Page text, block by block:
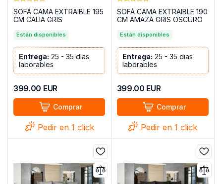
SOFÁ CAMA EXTRAIBLE 195
CM CALIA GRIS
Están disponibles
Entrega: 25 - 35 dias
laborables
399.00 EUR
Comprar
Pedir en 1 click
SOFÁ CAMA EXTRAIBLE 190
CM AMAZA GRIS OSCURO
Están disponibles
Entrega: 25 - 35 dias
laborables
399.00 EUR
Comprar
Pedir en 1 click